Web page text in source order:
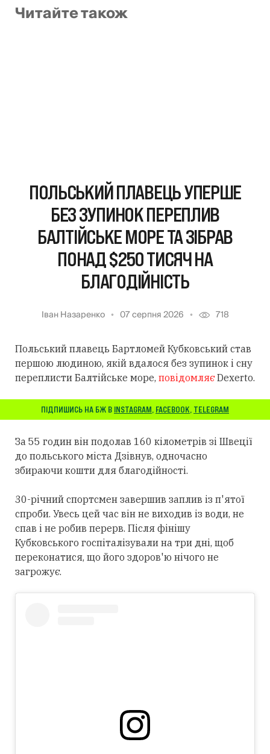
Читайте також
ПОЛЬСЬКИЙ ПЛАВЕЦЬ УПЕРШЕ
БЕЗ ЗУПИНОК ПЕРЕПЛИВ
БАЛТІЙСЬКЕ МОРЕ ТА ЗІБРАВ
ПОНАД $250 ТИСЯЧ НА
БЛАГОДІЙНІСТЬ
Іван Назаренко 07 серпня 2026 718
Польський плавець Бартломей Кубковський став
першою людиною, якій вдалося без зупинок і сну
переплисти Балтійське море, повідомляєDexerto.
ПІДПИШИСЬ НА БЖ В INSTAGRAM, FACEBOOK, TELEGRAM
За 55 годин він подолав 160 кілометрів зі Швеції
до польського міста Дзівнув, одночасно
збираючи кошти для благодійності.
30-річний спортсмен завершив заплив із п'ятої
спроби. Увесь цей час він не виходив із води, не
спав і не робив перерв. Після фінішу
Кубковського госпіталізували на три дні, щоб
переконатися, що його здоров'ю нічого не
загрожує.